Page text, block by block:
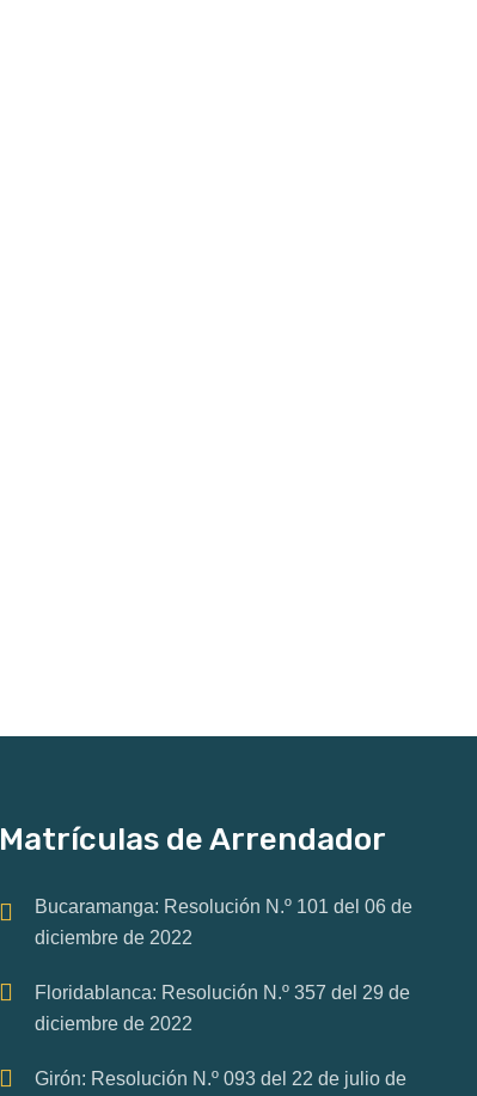
Matrículas de Arrendador
Bucaramanga: Resolución N.º 101 del 06 de
diciembre de 2022
Floridablanca: Resolución N.º 357 del 29 de
diciembre de 2022
Girón: Resolución N.º 093 del 22 de julio de